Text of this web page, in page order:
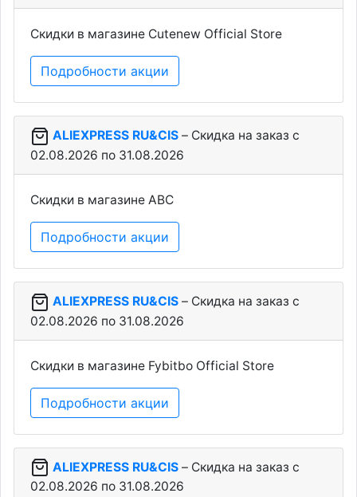
Скидки в магазине Cutenew Official Store
Подробности акции
ALIEXPRESS RU&CIS – Скидка на заказ c
02.08.2026 по 31.08.2026
Скидки в магазине ABC
Подробности акции
ALIEXPRESS RU&CIS – Скидка на заказ c
02.08.2026 по 31.08.2026
Скидки в магазине Fybitbo Official Store
Подробности акции
ALIEXPRESS RU&CIS – Скидка на заказ c
02.08.2026 по 31.08.2026